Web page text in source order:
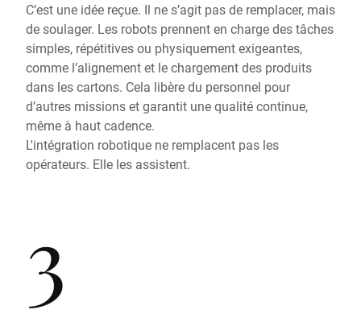
C’est une idée reçue. Il ne s’agit pas de remplacer, mais
de soulager. Les robots prennent en charge des tâches
simples, répétitives ou physiquement exigeantes,
comme l’alignement et le chargement des produits
dans les cartons. Cela libère du personnel pour
d’autres missions et garantit une qualité continue,
même à haut cadence.
L'intégration robotique ne remplacent pas les
opérateurs. Elle les assistent.
3